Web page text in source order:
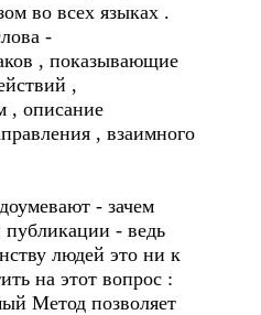
во всех языках .
-
, показывающие
,
, описание
, взаимного
- зачем
- ведь
людей это ни к
на этот вопрос :
Метод позволяет